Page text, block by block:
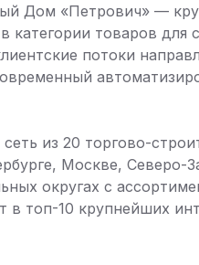
Дом «Петрович» —
категории товаров для
потоки
из 20 торгово-
Москве, Северо-
округах с
в топ-10 крупнейших